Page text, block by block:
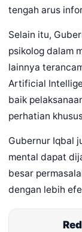
tengah arus
Selain itu,
psikolog dalam
lainnya
Artificial
baik
perhatian
Gubernur Iqbal
mental dapat
besar
dengan lebih